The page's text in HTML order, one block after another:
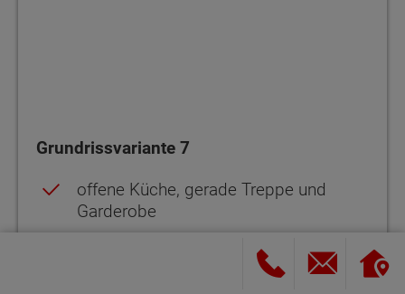
Grundrissvariante 7
offene Küche, gerade Treppe und
Garderobe
großes Arbeitszimmer im